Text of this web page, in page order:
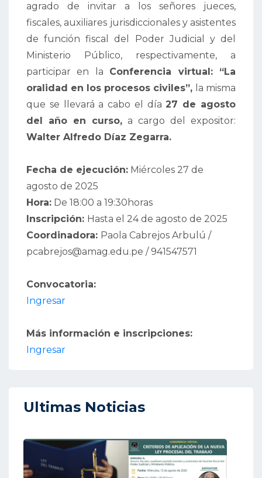
agrado de invitar a los señores jueces,
fiscales, auxiliares jurisdiccionales y asistentes
de función fiscal del Poder Judicial y del
Ministerio Público, respectivamente, a
participar en la Conferencia virtual: “La
oralidad en los procesos civiles”, la misma
que se llevará a cabo el día27 de agosto
del año en curso, a cargo del expositor:
Walter Alfredo Díaz Zegarra.
Fecha de ejecución: Miércoles 27 de
agosto de 2025
Hora: De 18:00 a 19:30horas
Inscripción: Hasta el 24 de agosto de 2025
Coordinadora: Paola Cabrejos Arbulú /
pcabrejos@amag.edu.pe / 941547571
Convocatoria:
Ingresar
Más información e inscripciones:
Ingresar
Ultimas Noticias